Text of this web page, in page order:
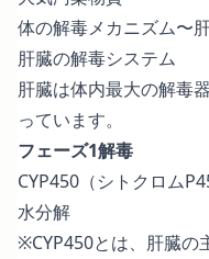
体の解毒メカニズム〜
肝臓の解毒システム
肝臓は体内最大の解毒
っています。
フェーズ1解毒
CYP450（シトクロム
水分解
※CYP450とは、肝臓の